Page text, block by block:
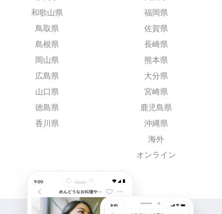
和歌山県
鳥取県
島根県
岡山県
広島県
山口県
徳島県
香川県
福岡県
佐賀県
長崎県
熊本県
大分県
宮崎県
鹿児島県
沖縄県
海外
オンライン